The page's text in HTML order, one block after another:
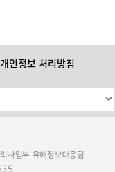
개인정보 처리방침
사업부 유해정보대응팀